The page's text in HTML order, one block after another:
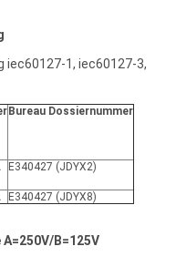
iec60127-1, iec60127-3,
Bureau Dossiernummer
E340427 (JDYX2)
E340427 (JDYX8)
B=125V